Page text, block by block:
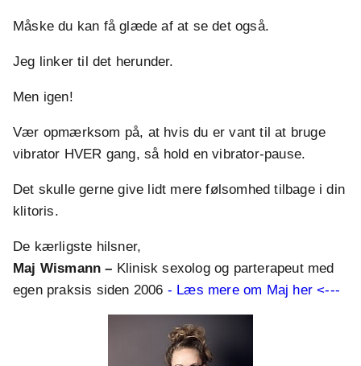
Måske du kan få glæde af at se det også.
Jeg linker til det herunder.
Men igen!
Vær opmærksom på, at hvis du er vant til at bruge
vibrator HVER gang, så hold en vibrator-pause.
Det skulle gerne give lidt mere følsomhed tilbage i din
klitoris.
De kærligste hilsner,
Maj Wismann – Klinisk sexolog og parterapeut med
egen praksis siden 2006 - Læs mere om Maj her <---